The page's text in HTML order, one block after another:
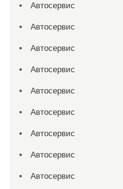
Автосервис
Автосервис
Автосервис
Автосервис
Автосервис
Автосервис
Автосервис
Автосервис
Автосервис